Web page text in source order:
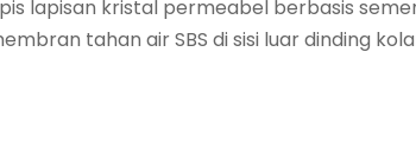
lapisan kristal permeabel berbasis
tahan air SBS di sisi luar dinding